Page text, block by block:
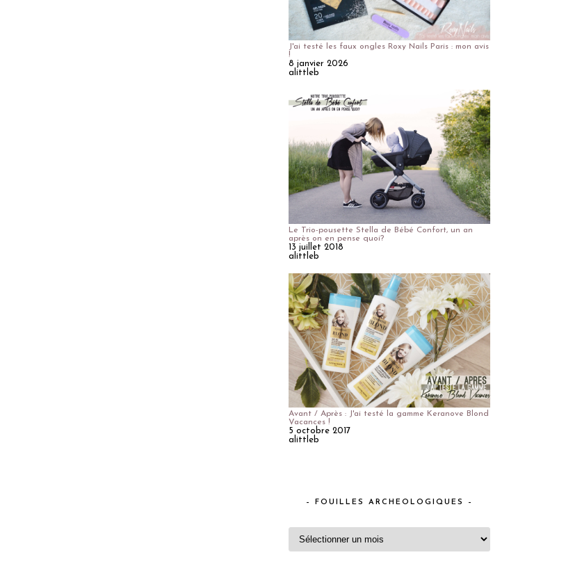
J'ai testé les faux ongles Roxy Nails Paris : mon avis
!
8 janvier 2026
alittleb
Le Trio-pousette Stella de Bébé Confort, un an
après on en pense quoi?
13 juillet 2018
alittleb
Avant / Après : J'ai testé la gamme Keranove Blond
Vacances !
5 octobre 2017
alittleb
– FOUILLES ARCHEOLOGIQUES –